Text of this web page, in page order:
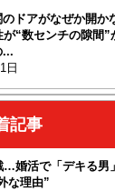
ドアがなぜか開か
“数センチの隙間”
...
日
記事
…婚活で「デキる男
な理由”